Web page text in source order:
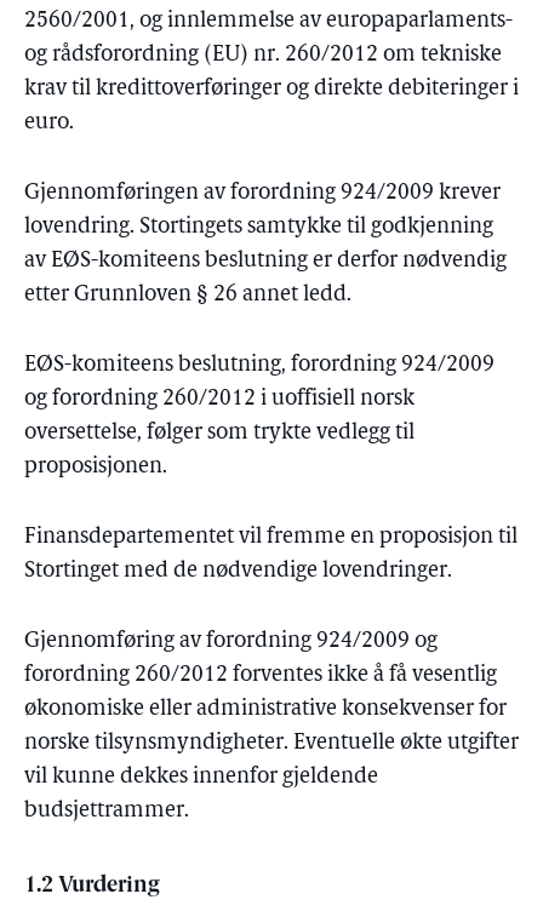
2560/2001, og innlemmelse av europaparlaments-
og rådsforordning (EU) nr. 260/2012 om tekniske
krav til kredittoverføringer og direkte debiteringer i
euro.
Gjennomføringen av forordning 924/2009 krever
lovendring. Stortingets samtykke til godkjenning
av EØS-komiteens beslutning er derfor nødvendig
etter Grunnloven § 26 annet ledd.
EØS-komiteens beslutning, forordning 924/2009
og forordning 260/2012 i uoffisiell norsk
oversettelse, følger som trykte vedlegg til
proposisjonen.
Finansdepartementet vil fremme en proposisjon til
Stortinget med de nødvendige lovendringer.
Gjennomføring av forordning 924/2009 og
forordning 260/2012 forventes ikke å få vesentlig
økonomiske eller administrative konsekvenser for
norske tilsynsmyndigheter. Eventuelle økte utgifter
vil kunne dekkes innenfor gjeldende
budsjettrammer.
1.2 Vurdering